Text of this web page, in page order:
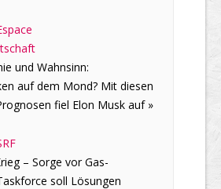
und Wahnsinn:
auf dem Mond? Mit diesen
fiel Elon Musk auf »
– Sorge vor Gas-
soll Lösungen